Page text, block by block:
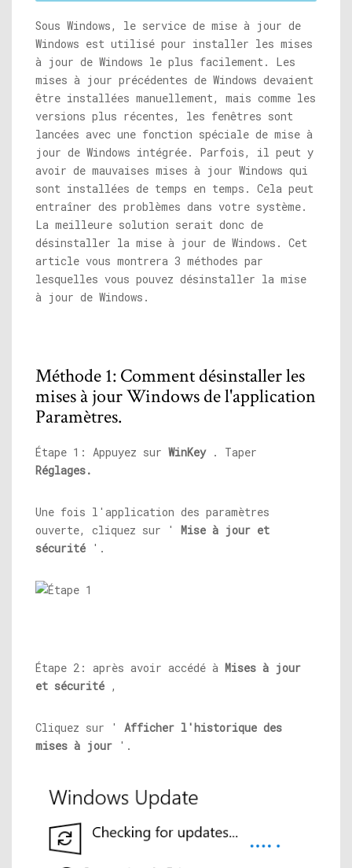
Sous Windows, le service de mise à jour de
Windows est utilisé pour installer les mises
à jour de Windows le plus facilement. Les
mises à jour précédentes de Windows devaient
être installées manuellement, mais comme les
versions plus récentes, les fenêtres sont
lancées avec une fonction spéciale de mise à
jour de Windows intégrée. Parfois, il peut y
avoir de mauvaises mises à jour Windows qui
sont installées de temps en temps. Cela peut
entraîner des problèmes dans votre système.
La meilleure solution serait donc de
désinstaller la mise à jour de Windows. Cet
article vous montrera 3 méthodes par
lesquelles vous pouvez désinstaller la mise
à jour de Windows.
Méthode 1: Comment désinstaller les
mises à jour Windows de l'application
Paramètres.
Étape 1: Appuyez sur WinKey. Taper
Réglages.
Une fois l'application des paramètres
ouverte, cliquez sur ' Mise à jour et
sécurité '.
Étape 2: après avoir accédé à Mises à jour
et sécurité ,
Cliquez sur ' Afficher l'historique des
mises à jour '.